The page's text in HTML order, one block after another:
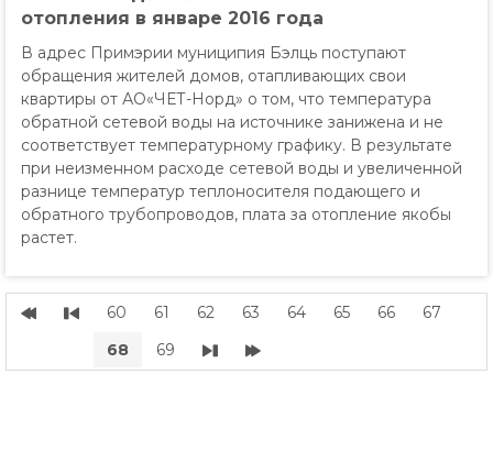
отопления в январе 2016 года
В адрес Примэрии муниципия Бэлць поступают
обращения жителей домов, отапливающих свои
квартиры от АО«ЧЕТ-Норд» о том, что температура
обратной сетевой воды на источнике занижена и не
соответствует температурному графику. В результате
при неизменном расходе сетевой воды и увеличенной
разнице температур теплоносителя подающего и
обратного трубопроводов, плата за отопление якобы
растет.
60 61 62 63 64 65 66
67
68
69